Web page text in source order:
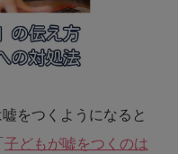
をつくようになると
子どもが嘘をつくのは